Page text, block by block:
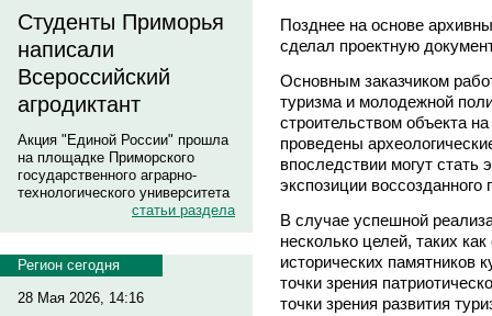
Студенты Приморья
написали
Всероссийский
агродиктант
Акция "Единой России" прошла
на площадке Приморского
государственного аграрно-
технологического университета
статьи раздела
Регион сегодня
28 Мая 2026, 14:16
Позднее на основе
сделал проектную
Основным заказчиком
туризма и молодежной
строительством объекта
проведены
впоследствии могут стать
экспозиции воссозданного
В случае успешной
несколько целей, таких
исторических памятников
точки зрения
точки зрения развития